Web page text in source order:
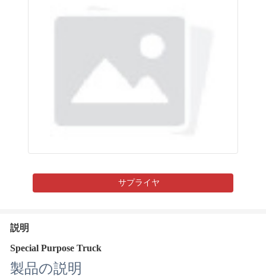
サプライヤ
説明
Special Purpose Truck
製品の説明